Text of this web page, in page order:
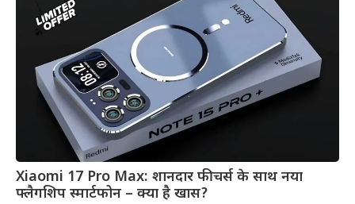
Xiaomi 17 Pro Max: शानदार फीचर्स के साथ नया
फ्लैगशिप स्मार्टफोन – क्या है खास?